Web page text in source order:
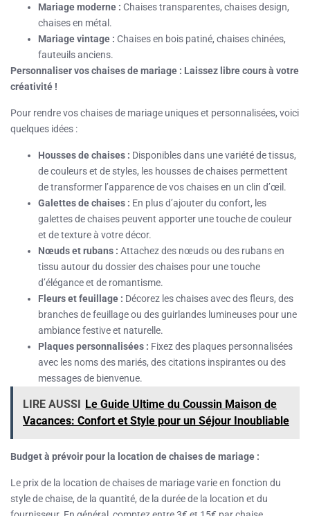
Mariage moderne : Chaises transparentes, chaises design,
chaises en métal.
Mariage vintage : Chaises en bois patiné, chaises chinées,
fauteuils anciens.
Personnaliser vos chaises de mariage : Laissez libre cours à votre
créativité !
Pour rendre vos chaises de mariage uniques et personnalisées, voici
quelques idées :
Housses de chaises : Disponibles dans une variété de tissus,
de couleurs et de styles, les housses de chaises permettent
de transformer l’apparence de vos chaises en un clin d’œil.
Galettes de chaises : En plus d’ajouter du confort, les
galettes de chaises peuvent apporter une touche de couleur
et de texture à votre décor.
Nœuds et rubans : Attachez des nœuds ou des rubans en
tissu autour du dossier des chaises pour une touche
d’élégance et de romantisme.
Fleurs et feuillage : Décorez les chaises avec des fleurs, des
branches de feuillage ou des guirlandes lumineuses pour une
ambiance festive et naturelle.
Plaques personnalisées : Fixez des plaques personnalisées
avec les noms des mariés, des citations inspirantes ou des
messages de bienvenue.
LIRE AUSSI Le Guide Ultime du Coussin Maison de
Vacances: Confort et Style pour un Séjour Inoubliable
Budget à prévoir pour la location de chaises de mariage :
Le prix de la location de chaises de mariage varie en fonction du
style de chaise, de la quantité, de la durée de la location et du